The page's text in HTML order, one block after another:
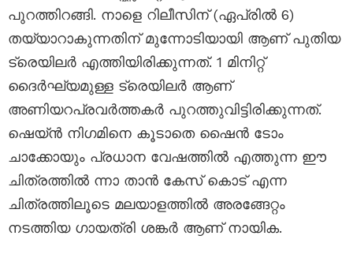
പുറത്തിറങ്ങി. നാളെ റിലീസിന് (ഏപ്രിൽ 6)
തയ്യാറാകുന്നതിന് മുന്നോടിയായി ആണ് പുതിയ
ട്രെയിലർ എത്തിയിരിക്കുന്നത്. 1 മിനിറ്റ്
ദൈർഘ്യമുള്ള ട്രെയിലർ ആണ്
അണിയറപ്രവർത്തകർ പുറത്തുവിട്ടിരിക്കുന്നത്.
ഷെയ്ൻ നിഗമിനെ കൂടാതെ ഷൈൻ ടോം
ചാക്കോയും പ്രധാന വേഷത്തിൽ എത്തുന്ന ഈ
ചിത്രത്തിൽ ന്നാ താൻ കേസ് കൊട് എന്ന
ചിത്രത്തിലൂടെ മലയാളത്തിൽ അരങ്ങേറ്റം
നടത്തിയ ഗായത്രി ശങ്കർ ആണ് നായിക.